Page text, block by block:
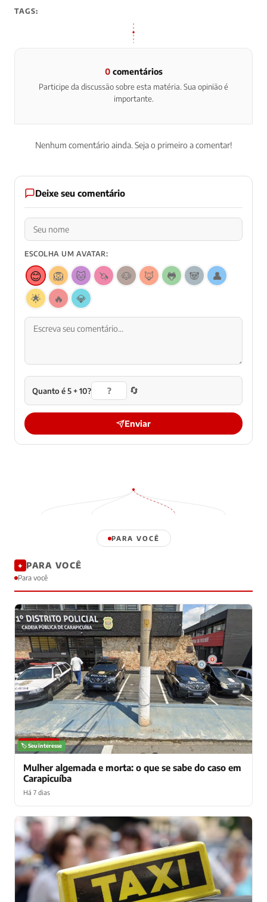
TAGS:
0comentários
Participe da discussão sobre esta matéria. Sua opinião é
importante.
Nenhum comentário ainda. Seja o primeiro a comentar!
Deixe seu comentário
ESCOLHA UM AVATAR:
😊 🦁 🐱 🦄 🐶 🦊 🐸 🐼
👤
🌟
🔥 💎
Quanto é 5 + 10? 🔄
Enviar
PARA VOCÊ
✦ PARA VOCÊ
Para você
NOTÍCIAS
🏷️ Seu interesse
Mulher algemada e morta: o que se sabe do caso em
Carapicuíba
Há 7 dias